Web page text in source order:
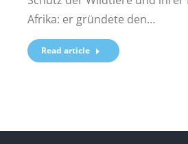
Afrika: er gründete den…
Read article